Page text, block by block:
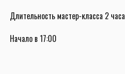
Длительность мастер-класса 2 часа
Начало в 17:00